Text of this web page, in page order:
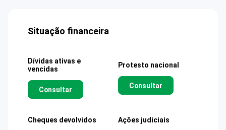
Situação financeira
Dívidas ativas e
vencidas
Consultar
Protesto nacional
Consultar
Cheques devolvidos Ações judiciais